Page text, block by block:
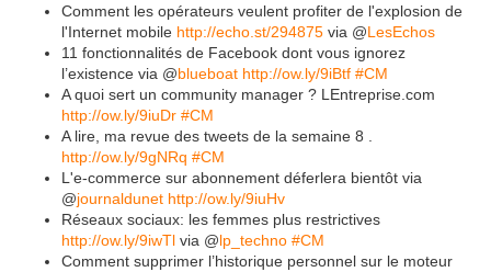
Comment les opérateurs veulent profiter de l'explosion de
l'Internet mobile http://echo.st/294875 via @LesEchos
11 fonctionnalités de Facebook dont vous ignorez
l’existence via @blueboat http://ow.ly/9iBtf #CM
A quoi sert un community manager ? LEntreprise.com
http://ow.ly/9iuDr #CM
A lire, ma revue des tweets de la semaine 8 .
http://ow.ly/9gNRq #CM
L'e-commerce sur abonnement déferlera bientôt via
@journaldunet http://ow.ly/9iuHv
Réseaux sociaux: les femmes plus restrictives
http://ow.ly/9iwTl via @lp_techno #CM
Comment supprimer l’historique personnel sur le moteur